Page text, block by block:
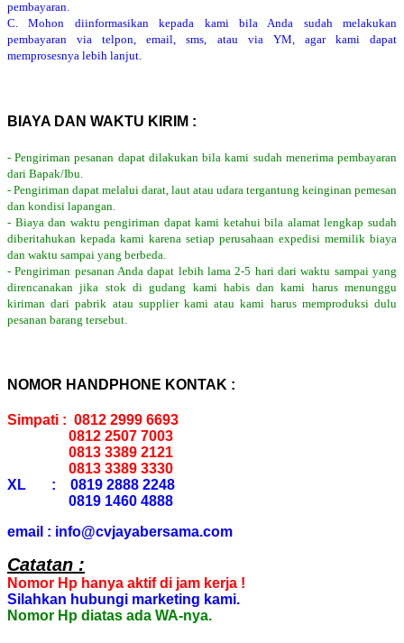
pembayaran.
C. Mohon diinformasikan kepada kami bila Anda sudah melakukan
pembayaran via telpon, email, sms, atau via YM, agar kami dapat
memprosesnya lebih lanjut.
BIAYA DAN WAKTU KIRIM :
- Pengiriman pesanan dapat dilakukan bila kami sudah menerima pembayaran
dari Bapak/Ibu.
- Pengiriman dapat melalui darat, laut atau udara tergantung keinginan pemesan
dan kondisi lapangan.
- Biaya dan waktu pengiriman dapat kami ketahui bila alamat lengkap sudah
diberitahukan kepada kami karena setiap perusahaan expedisi memilik biaya
dan waktu sampai yang berbeda.
- Pengiriman pesanan Anda dapat lebih lama 2-5 hari dari waktu sampai yang
direncanakan jika stok di gudang kami habis dan kami harus menunggu
kiriman dari pabrik atau supplier kami atau kami harus memproduksi dulu
pesanan barang tersebut.
NOMOR HANDPHONE KONTAK :
Simpati : 0812 2999 6693
0812 2507 7003
0813 3389 2121
0813 3389 3330
XL : 0819 2888 2248
0819 1460 4888
email : info@cvjayabersama.com
Catatan :
Nomor Hp hanya aktif di jam kerja !
Silahkan hubungi marketing kami.
Nomor Hp diatas ada WA-nya.